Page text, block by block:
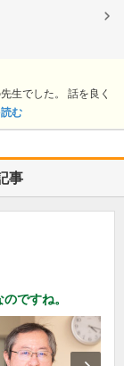
生でした。 話を良く
む
事
ですね。